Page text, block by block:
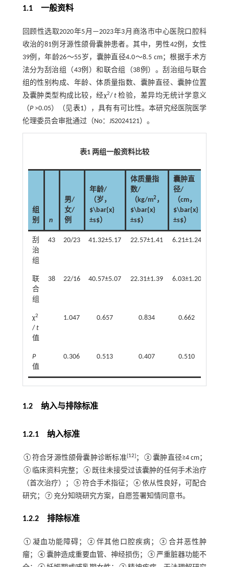
1.1 一般资料
回顾性选取2020年5月—2023年3月商洛市中心医院口腔科
收治的81例牙源性颌骨囊肿患者。其中，男性42例，女性
39例，年龄26～55岁，囊肿直径4.0～8.5 cm；根据手术方
法分为刮治组（43例）和联合组（38例）。刮治组与联合
组的性别构成、年龄、体质量指数、囊肿直径、囊肿位置
及囊肿类型构成比较，经χ2/ t 检验，差异均无统计学意义
（P>0.05）（见表1），具有有可比性。本研究经医院医学
伦理委员会审批通过（No：JS2024121）。
表1 两组一般资料比较
组
别
n
男/
女/
例
年龄/
（岁，
$\bar{x}
±s$）
体质量指
数/
（kg/m2，
$\bar{x}
±s$）
囊肿直
径/
（cm，
$\bar{x}
±s$）
刮
治
组
43 20/23 41.32±5.17 22.57±1.41 6.21±1.24
联
合
组
38 22/16 40.57±5.07 22.31±1.39 6.03±1.20
χ2
/ t
值
1.047 0.657 0.834 0.662
P
值
0.306 0.513 0.407 0.510
1.2 纳入与排除标准
1.2.1 纳入标准
①符合牙源性颌骨囊肿诊断标准[12]；②囊肿直径≥4 cm；
③临床资料完整；④既往未接受过该囊肿的任何手术治疗
（首次治疗）；⑤符合手术指征；⑥依从性良好，可配合
研究；⑦充分知晓研究方案，自愿签署知情同意书。
1.2.2 排除标准
①凝血功能障碍；②伴其他口腔疾病；③合并恶性肿
瘤；④囊肿造成重要血管、神经损伤；⑤严重脏器功能不